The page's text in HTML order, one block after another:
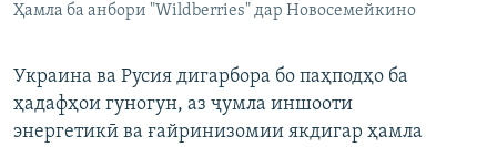
Ҳамла ба анбори "Wildberries" дар Новосемейкино
Украина ва Русия дигарбора бо паҳподҳо ба
ҳадафҳои гуногун, аз ҷумла иншооти
энергетикӣ ва ғайринизомии якдигар ҳамла